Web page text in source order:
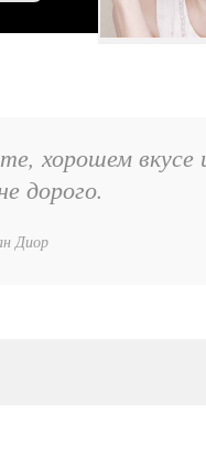
хорошем вкусе
дорого.
Диор